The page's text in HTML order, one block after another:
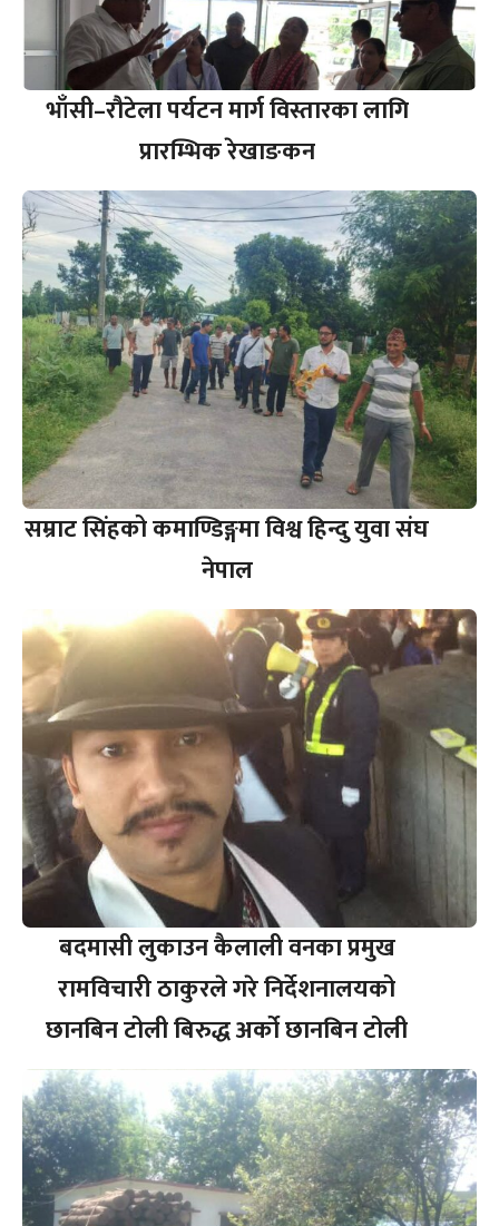
भाँसी–रौटेला पर्यटन मार्ग विस्तारका लागि
प्रारम्भिक रेखाङकन
सम्राट सिंहको कमाण्डिङ्गमा विश्व हिन्दु युवा संघ
नेपाल
बदमासी लुकाउन कैलाली वनका प्रमुख
रामविचारी ठाकुरले गरे निर्देशनालयको
छानबिन टोली बिरुद्ध अर्को छानबिन टोली